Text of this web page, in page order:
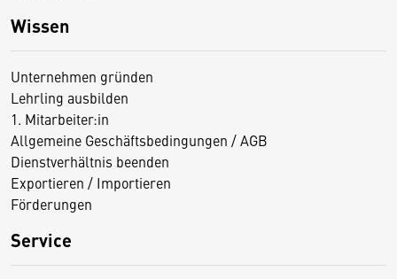
Wissen
Unternehmen gründen
Lehrling ausbilden
1. Mitarbeiter:in
Allgemeine Geschäftsbedingungen / AGB
Dienstverhältnis beenden
Exportieren / Importieren
Förderungen
Service